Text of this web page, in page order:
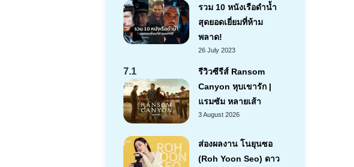
รวม 10 หนังเรือดำน้ำ
สุดยอดเยี่ยมที่ห้าม
พลาด!
26 July 2023
7.1
รีวิวซีรีส์ Ransom
Canyon หุบเขารัก |
แรมซัม หลายเส้า
3 August 2026
ส่องผลงาน โนยุนซอ
(Roh Yoon Seo) ดาว